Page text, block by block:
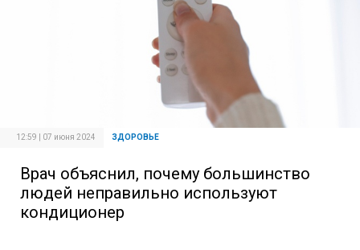
12:59 | 07 июня 2024 ЗДОРОВЬЕ
Врач объяснил, почему большинство
людей неправильно используют
кондиционер